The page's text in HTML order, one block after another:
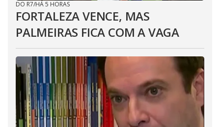
DO R7/HÁ 5 HORAS
FORTALEZA VENCE, MAS
PALMEIRAS FICA COM A VAGA